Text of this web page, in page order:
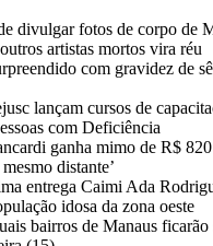
divulgar fotos de corpo de
artistas mortos vira réu
com gravidez de
lançam cursos de
com Deficiência
ganha mimo de R$
distante’
entrega Caimi Ada
idosa da zona oeste
bairros de Manaus ficarão